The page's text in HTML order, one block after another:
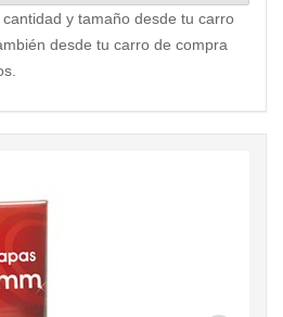
y tamaño desde tu carro
desde tu carro de compra